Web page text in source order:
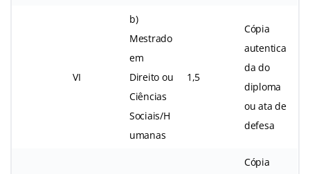
VI
b)
Mestrado
em
Direito ou
Ciências
Sociais/H
umanas
1,5
Cópia
autentica
da do
diploma
ou ata de
defesa
Cópia